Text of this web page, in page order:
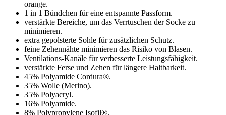
orange.
1 in 1 Bündchen für eine entspannte Passform.
verstärkte Bereiche, um das Verrtuschen der Socke zu
minimieren.
extra gepolsterte Sohle für zusätzlichen Schutz.
feine Zehennähte minimieren das Risiko von Blasen.
Ventilations-Kanäle für verbesserte Leistungsfähigkeit.
verstärkte Ferse und Zehen für längere Haltbarkeit.
45% Polyamide Cordura®.
35% Wolle (Merino).
35% Polyacryl.
16% Polyamide.
8% Polypropylene Isofil®.